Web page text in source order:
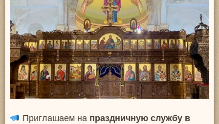
Приглашаем на праздничную службу в